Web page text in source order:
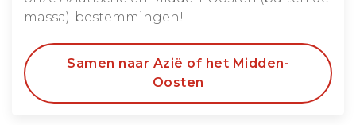
massa)-bestemmingen!
Samen naar Azië of het Midden-
Oosten